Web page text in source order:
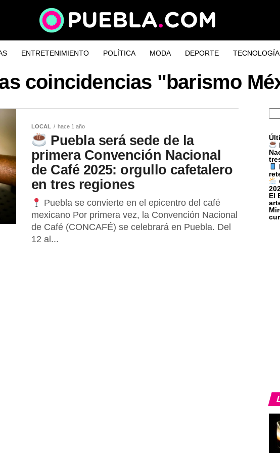
ENTRETENIMIENTO POLÍTICA MODA DEPORTE TECNOLOGÍA
coincidencias "barismo
LOCAL hace 1 año
Puebla será sede de la
primera Convención Nacional
de Café 2025: orgullo cafetalero
en tres regiones
Puebla se convierte en el epicentro del café
mexicano Por primera vez, la Convención Nacional
de Café (CONCAFÉ) se celebrará en Puebla. Del
12 al...
El